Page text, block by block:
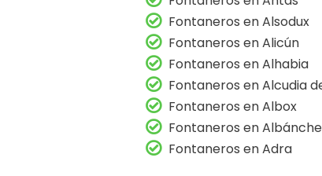
Fontaneros en Alsodux
Fontaneros en Alicún
Fontaneros en Alhabia
Fontaneros en Alcudia
Fontaneros en Albox
Fontaneros en
Fontaneros en Adra